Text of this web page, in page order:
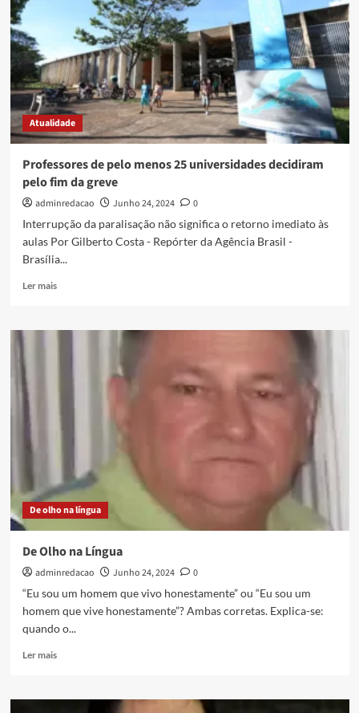
Atualidade
Professores de pelo menos 25 universidades decidiram
pelo fim da greve
adminredacao Junho 24, 2024
0
Interrupção da paralisação não significa o retorno imediato às
aulas Por Gilberto Costa - Repórter da Agência Brasil -
Brasília...
Ler mais
De olho na língua
De Olho na Língua
adminredacao Junho 24, 2024
0
“Eu sou um homem que vivo honestamente” ou “Eu sou um
homem que vive honestamente”? Ambas corretas. Explica-se:
quando o...
Ler mais